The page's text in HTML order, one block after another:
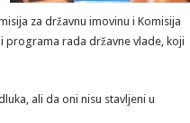
za državnu imovinu i Komisija
programa rada državne vlade, koji
ali da oni nisu stavljeni u